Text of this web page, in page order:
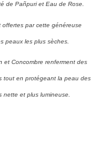
de Pañpuri et Eau de Rose.
offertes par cette généreuse
peaux les plus sèches.
et Concombre renferment des
tout en protégeant la peau des
nette et plus lumineuse.